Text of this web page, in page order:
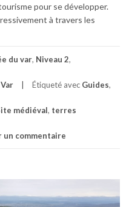
pour se développer.
à travers les
du var, Niveau 2,
Étiqueté avec Guides,
médiéval, terres
un commentaire